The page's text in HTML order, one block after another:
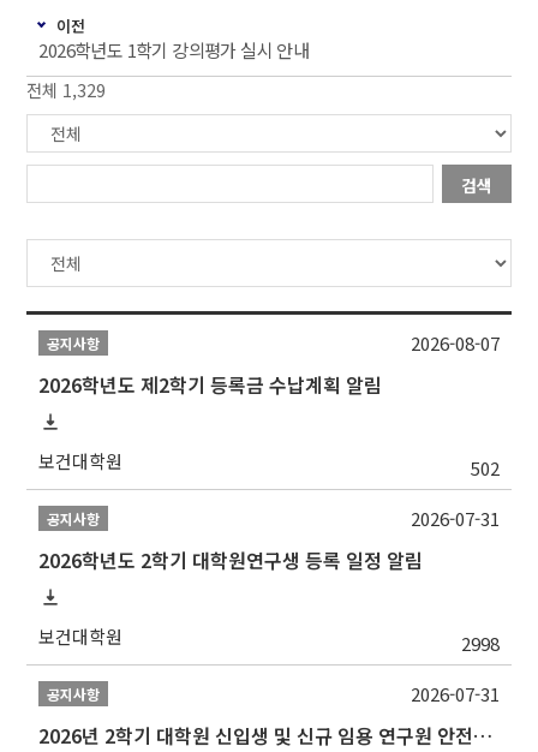
이전
2026학년도 1학기 강의평가 실시 안내
전체 1,329
검색
공지사항
2026학년도 제2학기 등록금 수납계획 알림
보건대학원 502
2026-08-07
공지사항
2026학년도 2학기 대학원연구생 등록 일정 알림
보건대학원 2998
2026-07-31
공지사항
2026년 2학기 대학원 신입생 및 신규 임용 연구원 안전환경교육(신규교육) 실시 안내
2026-07-31